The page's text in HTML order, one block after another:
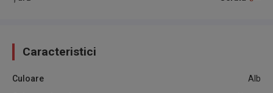
Caracteristici
Culoare
Alb